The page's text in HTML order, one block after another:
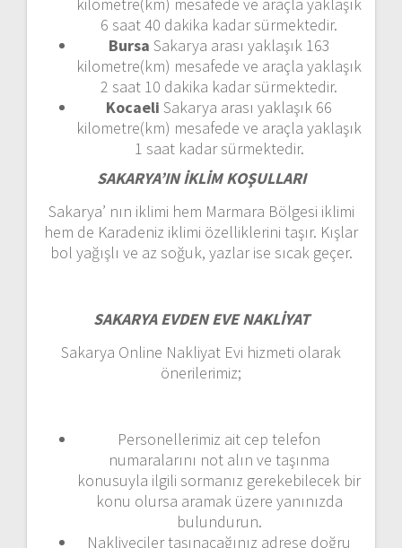
kilometre(km) mesafede ve araçla yaklaşık
6 saat 40 dakika kadar sürmektedir.
Bursa Sakarya arası yaklaşık 163
kilometre(km) mesafede ve araçla yaklaşık
2 saat 10 dakika kadar sürmektedir.
Kocaeli Sakarya arası yaklaşık 66
kilometre(km) mesafede ve araçla yaklaşık
1 saat kadar sürmektedir.
SAKARYA’IN İKLİM KOŞULLARI
Sakarya’ nın iklimi hem Marmara Bölgesi iklimi
hem de Karadeniz iklimi özelliklerini taşır. Kışlar
bol yağışlı ve az soğuk, yazlar ise sıcak geçer.
SAKARYA EVDEN EVE NAKLİYAT
Sakarya Online Nakliyat Evi hizmeti olarak
önerilerimiz;
Personellerimiz ait cep telefon
numaralarını not alın ve taşınma
konusuyla ilgili sormanız gerekebilecek bir
konu olursa aramak üzere yanınızda
bulundurun.
Nakliyeciler taşınacağınız adrese doğru